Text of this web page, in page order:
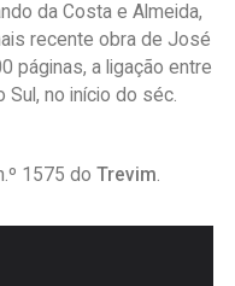
da Costa e Almeida,
recente obra de José
páginas, a ligação entre
Sul, no início do séc.
1575 do Trevim.